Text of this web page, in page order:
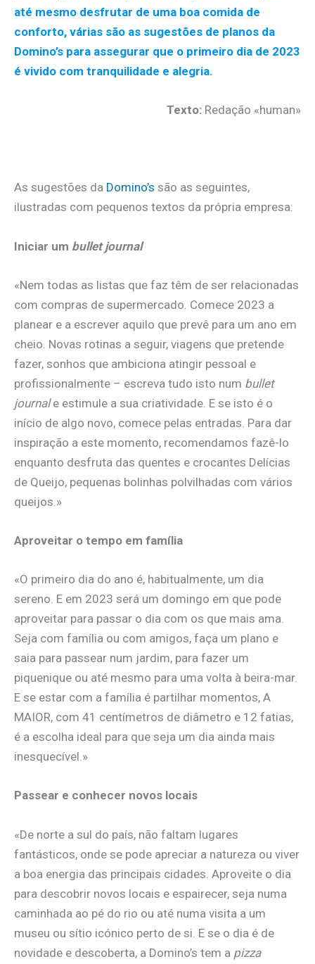
até mesmo desfrutar de uma boa comida de
conforto, várias são as sugestões de planos da
Domino’s para assegurar que o primeiro dia de 2023
é vivido com tranquilidade e alegria.
Texto: Redação «human»
As sugestões da Domino’s são as seguintes,
ilustradas com pequenos textos da própria empresa:
Iniciar um bullet journal
«Nem todas as listas que faz têm de ser relacionadas
com compras de supermercado. Comece 2023 a
planear e a escrever aquilo que prevê para um ano em
cheio. Novas rotinas a seguir, viagens que pretende
fazer, sonhos que ambiciona atingir pessoal e
profissionalmente – escreva tudo isto num bullet
journale estimule a sua criatividade. E se isto é o
início de algo novo, comece pelas entradas. Para dar
inspiração a este momento, recomendamos fazê-lo
enquanto desfruta das quentes e crocantes Delícias
de Queijo, pequenas bolinhas polvilhadas com vários
queijos.»
Aproveitar o tempo em família
«O primeiro dia do ano é, habitualmente, um dia
sereno. E em 2023 será um domingo em que pode
aproveitar para passar o dia com os que mais ama.
Seja com família ou com amigos, faça um plano e
saia para passear num jardim, para fazer um
piquenique ou até mesmo para uma volta à beira-mar.
E se estar com a família é partilhar momentos, A
MAIOR, com 41 centímetros de diâmetro e 12 fatias,
é a escolha ideal para que seja um dia ainda mais
inesquecível.»
Passear e conhecer novos locais
«De norte a sul do país, não faltam lugares
fantásticos, onde se pode apreciar a natureza ou viver
a boa energia das principais cidades. Aproveite o dia
para descobrir novos locais e espairecer, seja numa
caminhada ao pé do rio ou até numa visita a um
museu ou sítio icónico perto de si. E se o dia é de
novidade e descoberta, a Domino’s tem a pizza